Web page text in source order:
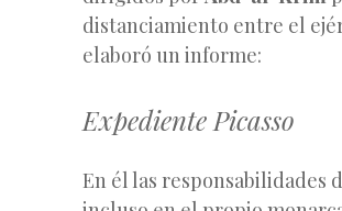
distanciamiento entre el
elaboró un informe:
Expediente Picasso
En él las responsabilidades